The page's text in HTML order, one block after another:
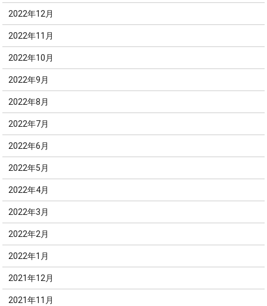
2022年12月
2022年11月
2022年10月
2022年9月
2022年8月
2022年7月
2022年6月
2022年5月
2022年4月
2022年3月
2022年2月
2022年1月
2021年12月
2021年11月